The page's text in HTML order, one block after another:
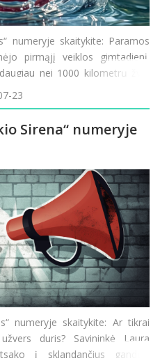
numeryje skaitykite: Paramos
pirmąjį veiklos gimtadienį.
nei 1000 kilometrų žygį
Rokiškio ligoninės
23
Sirena“ numeryje
numeryje skaitykite: Ar tikrai
duris? Savininkė Laura
į sklandančius gandus.